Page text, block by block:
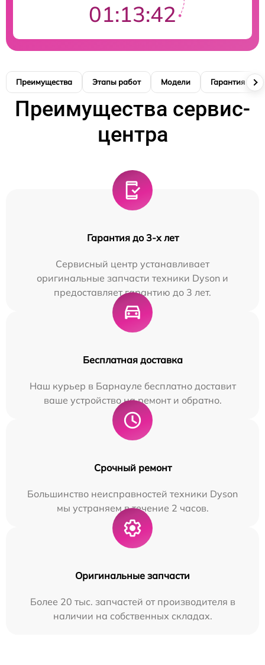
01:13:41
Преимущества Этапы работ Модели Гарантия
Преимущества сервис-
центра
Гарантия до 3-х лет
Сервисный центр устанавливает
оригинальные запчасти техники Dyson и
предоставляет гарантию до 3 лет.
Бесплатная доставка
Наш курьер в Барнауле бесплатно доставит
ваше устройство на ремонт и обратно.
Срочный ремонт
Большинство неисправностей техники Dyson
мы устраняем в течение 2 часов.
Оригинальные запчасти
Более 20 тыс. запчастей от производителя в
наличии на собственных складах.